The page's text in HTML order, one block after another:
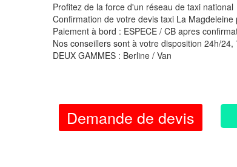
Profitez de la force d'un réseau de taxi national
Confirmation de votre devis taxi La
Paiement à bord : ESPECE / CB apres
Nos conseillers sont à votre disposition 24h/
DEUX GAMMES : Berline / Van
Demande de devis